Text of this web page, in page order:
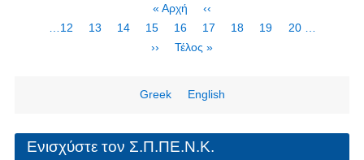
Νοεμβρίου
και
ώρα
Συγκέντρωση
στο
First
page
« Αρχή
Προηγούμενη
σελίδα
‹‹
Page
…12 Page
13 Page
14 Page
15
Τρέχουσα
σελίδα
16 Page
17 Page
18 Page
19 Page
20 …
Next
››
Last
Τέλος »
Greek English
Ενισχύστε τον Σ.Π.ΠΕ.Ν.Κ.